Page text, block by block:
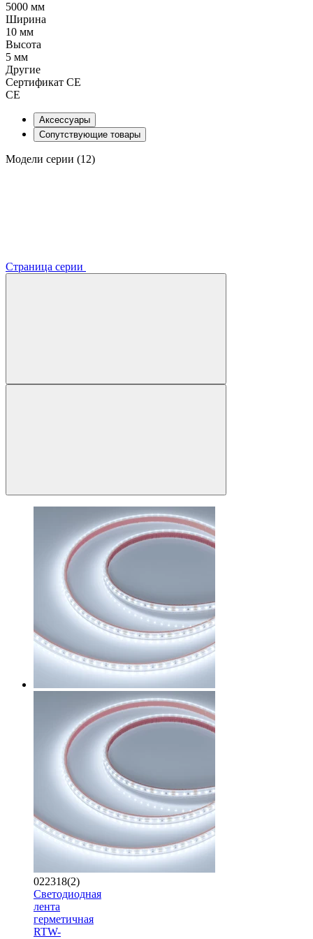
5000 мм
Ширина
10 мм
Высота
5 мм
Другие
Сертификат CE
CE
Аксессуары
Сопутствующие товары
Модели серии (12)
Страница серии
022318(2)
Светодиодная
лента
герметичная
RTW-